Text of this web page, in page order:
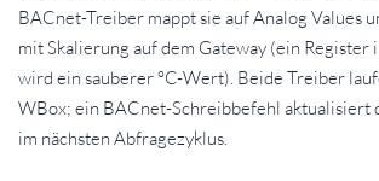
BACnet-Treiber mappt sie auf Analog Values
mit Skalierung auf dem Gateway (ein Register
wird ein sauberer °C-Wert). Beide Treiber
WBox; ein BACnet-Schreibbefehl aktualisiert
im nächsten Abfragezyklus.